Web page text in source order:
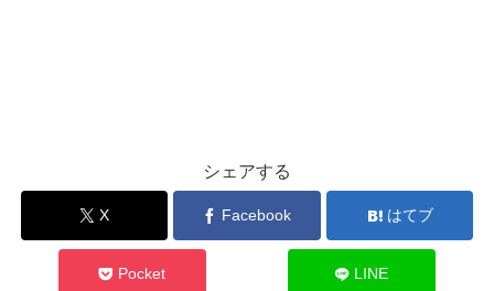
シェアする
X Facebook はてブ
Pocket LINE